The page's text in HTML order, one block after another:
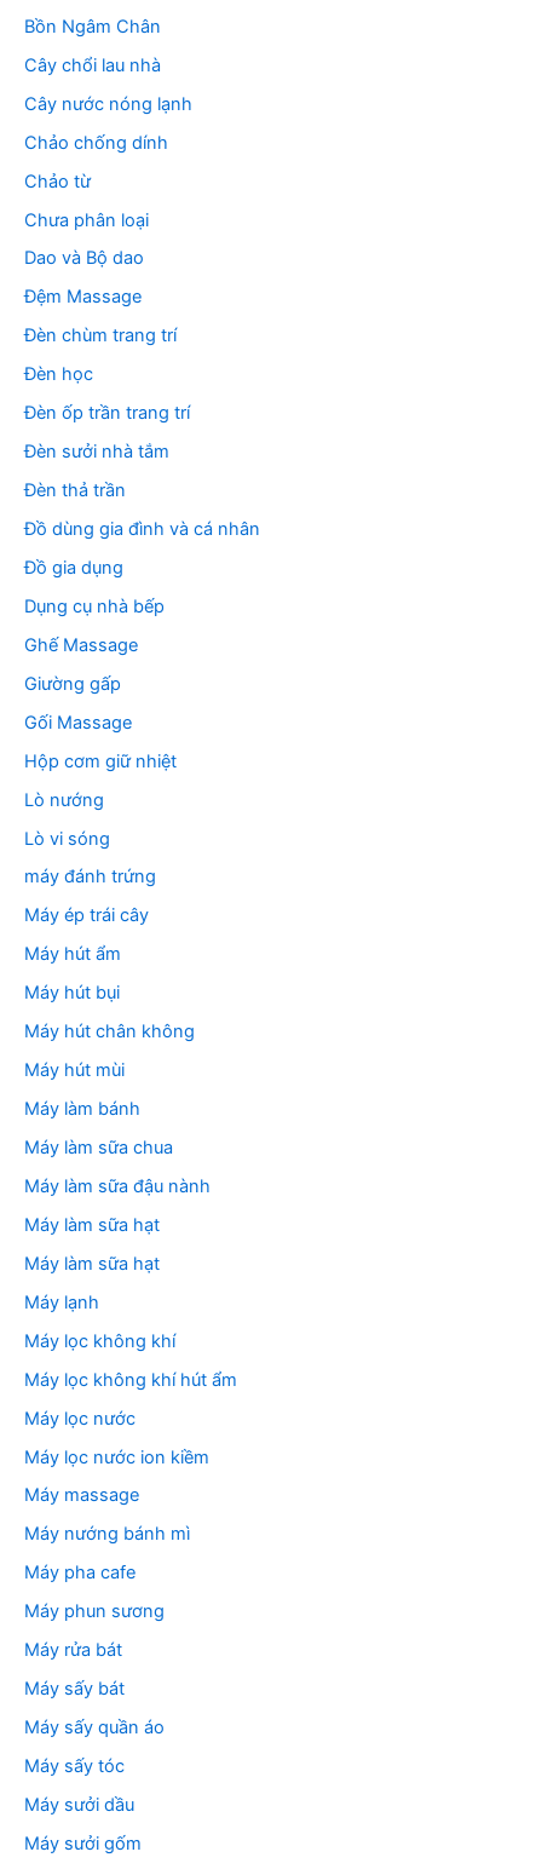
Bồn Ngâm Chân
Cây chổi lau nhà
Cây nước nóng lạnh
Chảo chống dính
Chảo từ
Chưa phân loại
Dao và Bộ dao
Đệm Massage
Đèn chùm trang trí
Đèn học
Đèn ốp trần trang trí
Đèn sưởi nhà tắm
Đèn thả trần
Đồ dùng gia đình và cá nhân
Đồ gia dụng
Dụng cụ nhà bếp
Ghế Massage
Giường gấp
Gối Massage
Hộp cơm giữ nhiệt
Lò nướng
Lò vi sóng
máy đánh trứng
Máy ép trái cây
Máy hút ẩm
Máy hút bụi
Máy hút chân không
Máy hút mùi
Máy làm bánh
Máy làm sữa chua
Máy làm sữa đậu nành
Máy làm sữa hạt
Máy làm sữa hạt
Máy lạnh
Máy lọc không khí
Máy lọc không khí hút ẩm
Máy lọc nước
Máy lọc nước ion kiềm
Máy massage
Máy nướng bánh mì
Máy pha cafe
Máy phun sương
Máy rửa bát
Máy sấy bát
Máy sấy quần áo
Máy sấy tóc
Máy sưởi dầu
Máy sưởi gốm